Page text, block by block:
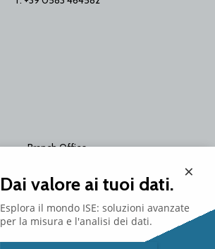
Branch Office
20097 San Donato Milanese
Milano - Italy
T. +39 02 2153663
×
Dai valore ai tuoi dati.
Esplora il mondo ISE: soluzioni avanzate
per la misura e l'analisi dei dati.